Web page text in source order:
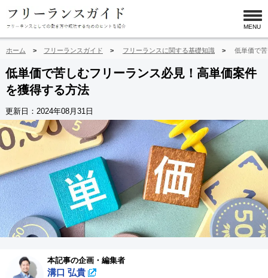
MENU
ホーム フリーランスガイド フリーランスに関する基礎知識 低単価で
低単価で苦しむフリーランス必見！高単価案件
を獲得する方法
更新日： 2024年08月31日
本記事の企画・編集者
溝口 弘貴